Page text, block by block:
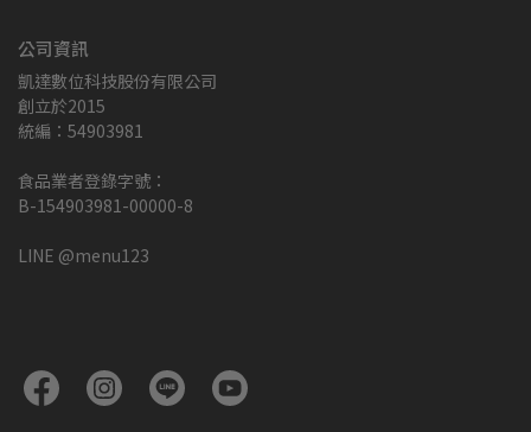
公司資訊
凱達數位科技股份有限公司
創立於2015
統編：54903981
食品業者登錄字號：
B-154903981-00000-8
LINE @menu123